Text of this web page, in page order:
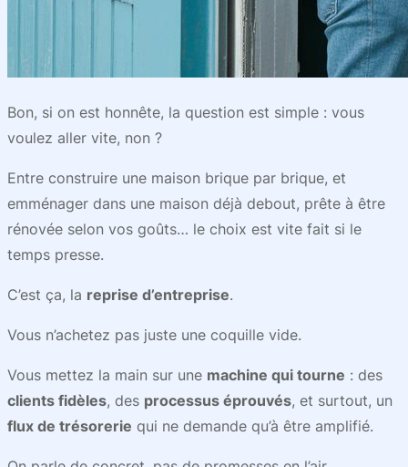
Bon, si on est honnête, la question est simple : vous
voulez aller vite, non ?
Entre construire une maison brique par brique, et
emménager dans une maison déjà debout, prête à être
rénovée selon vos goûts… le choix est vite fait si le
temps presse.
C’est ça, la reprise d’entreprise.
Vous n’achetez pas juste une coquille vide.
Vous mettez la main sur une machine qui tourne : des
clients fidèles, des processus éprouvés, et surtout, un
flux de trésorerie qui ne demande qu’à être amplifié.